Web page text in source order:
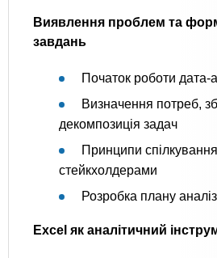
Виявлення проблем та
завдань
Початок роботи дата-
Визначення потреб,
декомпозиція задач
Принципи спілкування
стейкхолдерами
Розробка плану
Excel як аналітичний